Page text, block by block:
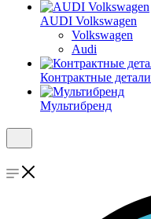
AUDI Volkswagen
Volkswagen
Audi
Контрактные детали
Мультибренд